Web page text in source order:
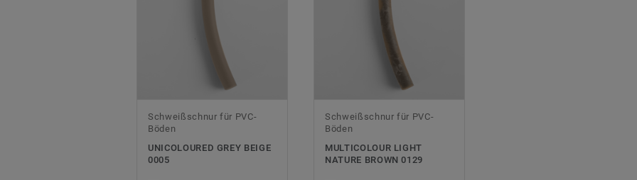
Schweißschnur für PVC-
Böden
UNICOLOURED GREY BEIGE
0005
Schweißschnur für PVC-
Böden
MULTICOLOUR LIGHT
NATURE BROWN 0129